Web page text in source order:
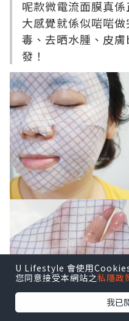
呢款微電流面膜真
大感覺就係似啱啱
毒、去晒水腫、皮
發！
U Lifestyle 會使用
您同意接受本網站之私隱政
我已